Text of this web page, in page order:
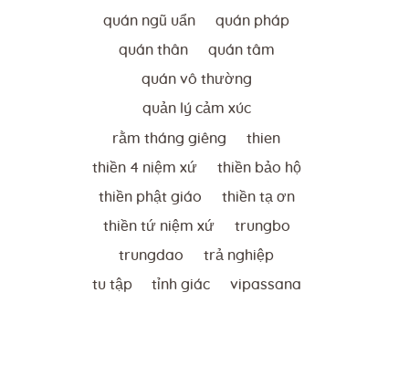
quán ngũ uẩn quán pháp
quán thân quán tâm
quán vô thường
quản lý cảm xúc
rằm tháng giêng thien
thiền 4 niệm xứ thiền bảo hộ
thiền phật giáo thiền tạ ơn
thiền tứ niệm xứ trungbo
trungdao trả nghiệp
tu tập tỉnh giác vipassana